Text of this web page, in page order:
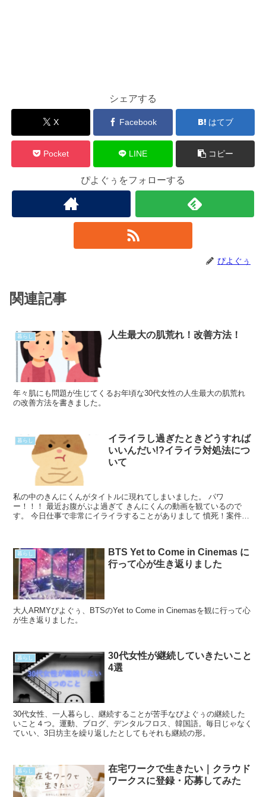
シェアする
X Facebook はてブ
Pocket LINE コピー
ぴよぐぅをフォローする
ぴよぐぅ
関連記事
暮らし 人生最大の肌荒れ！改善方法！
年々肌にも問題が生じてくるお年頃な30代女性の人生最大の肌荒れ
の改善方法を書きました。
暮らし
イライラし過ぎたときどうすれば
いいんだい!?イライラ対処法につ
いて
私の中のきんにくんがタイトルに現れてしまいました。 パワ
ー！！！ 最近お腹がぶよ過ぎて きんにくんの動画を観ているので
す。 今日仕事で非常にイライラすることがありまして 憤死！案件で
暮らし
BTS Yet to Come in Cinemas に
行って心が生き返りました
大人ARMYぴよぐぅ、BTSのYet to Come in Cinemasを観に行って心
が生き返りました。
暮らし
30代女性が継続していきたいこと
4選
30代女性、一人暮らし、継続することが苦手なぴよぐぅの継続した
いこと４つ。運動、ブログ、デンタルフロス、韓国語。毎日じゃなく
ていい、3日坊主を繰り返したとしてもそれも継続の形。
暮らし
在宅ワークで生きたい｜クラウド
ワークスに登録・応募してみた